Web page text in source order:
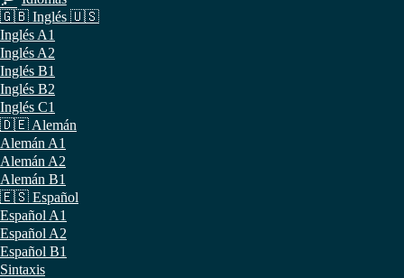
🇬🇧 Inglés 🇺🇸
Inglés A1
Inglés A2
Inglés B1
Inglés B2
Inglés C1
🇩🇪 Alemán
Alemán A1
Alemán A2
Alemán B1
🇪🇸 Español
Español A1
Español A2
Español B1
Sintaxis